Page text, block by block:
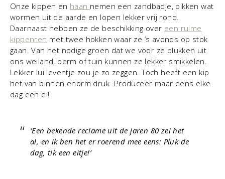
Onze kippen en haan nemen een zandbadje, pikken wat
wormen uit de aarde en lopen lekker vrij rond.
Daarnaast hebben ze de beschikking over een ruime
kippenren met twee hokken waar ze ’s avonds op stok
gaan. Van het nodige groen dat we voor ze plukken uit
ons weiland, berm of tuin kunnen ze lekker smikkelen.
Lekker lui leventje zou je zo zeggen. Toch heeft een kip
het van binnen enorm druk. Produceer maar eens elke
dag een ei!
‘Een bekende reclame uit de jaren 80 zei het
al, en ik ben het er roerend mee eens: Pluk de
dag, tik een eitje!’